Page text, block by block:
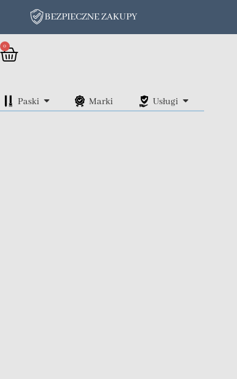
BEZPIECZNE ZAKUPY
0
Paski Marki Usługi